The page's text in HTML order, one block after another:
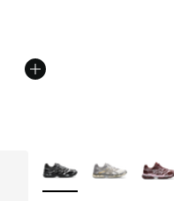
Plus de couleurs